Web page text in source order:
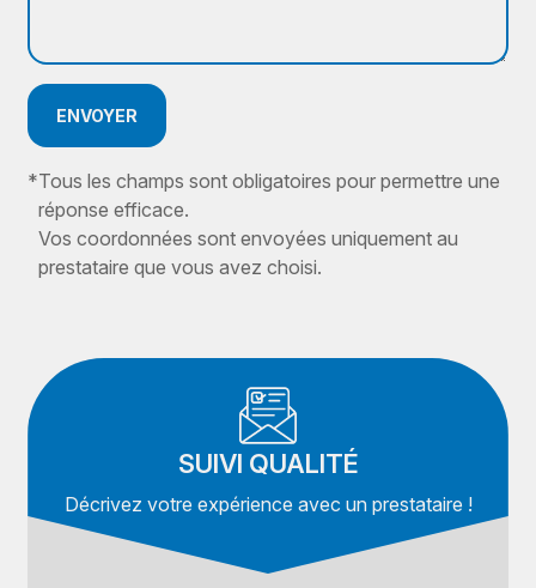
ENVOYER
*Tous les champs sont obligatoires pour permettre une
réponse efficace.
Vos coordonnées sont envoyées uniquement au
prestataire que vous avez choisi.
SUIVI QUALITÉ
Décrivez votre expérience avec un prestataire !